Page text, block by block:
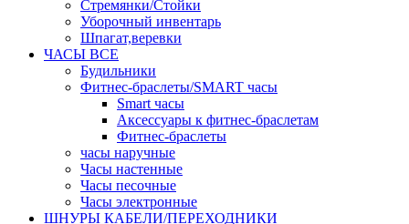
Стремянки/Стойки
Уборочный инвентарь
Шпагат,веревки
ЧАСЫ ВСЕ
Будильники
Фитнес-браслеты/SMART часы
Smart часы
Аксессуары к фитнес-браслетам
Фитнес-браслеты
часы наручные
Часы настенные
Часы песочные
Часы электронные
ШНУРЫ КАБЕЛИ/ПЕРЕХОДНИКИ